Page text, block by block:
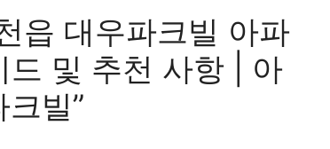
읍 대우파크빌 아파
및 추천 사항 | 아
빌”